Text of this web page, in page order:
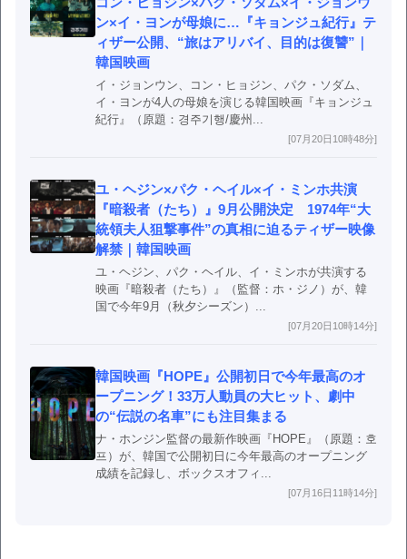
ン×イ・ヨンが母娘に…『キョンジュ紀行』テ
ィザー公開、“旅はアリバイ、目的は復讐”｜
韓国映画
イ・ジョンウン、コン・ヒョジン、パク・ソダム、
イ・ヨンが4人の母娘を演じる韓国映画『キョンジュ
紀行』（原題：경주기행/慶州...
[07月20日10時48分]
ユ・ヘジン×パク・ヘイル×イ・ミンホ共演
『暗殺者（たち）』9月公開決定 1974年“大
統領夫人狙撃事件”の真相に迫るティザー映像
解禁｜韓国映画
ユ・ヘジン、パク・ヘイル、イ・ミンホが共演する
映画『暗殺者（たち）』（監督：ホ・ジノ）が、韓
国で今年9月（秋夕シーズン）...
[07月20日10時14分]
韓国映画『HOPE』公開初日で今年最高のオ
ープニング！33万人動員の大ヒット、劇中
の“伝説の名車”にも注目集まる
ナ・ホンジン監督の最新作映画『HOPE』（原題：호
프）が、韓国で公開初日に今年最高のオープニング
成績を記録し、ボックスオフィ...
[07月16日11時14分]